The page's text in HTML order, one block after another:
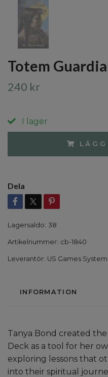
Totem
240 kr
I lager
Dela
Lagersaldo: 38
Artikelnummer: cb-1840
Leverantör: US Games
INFORMATION
Tanya Bond created
Deck as a tool for her
exploring lessons that
into their spiritual